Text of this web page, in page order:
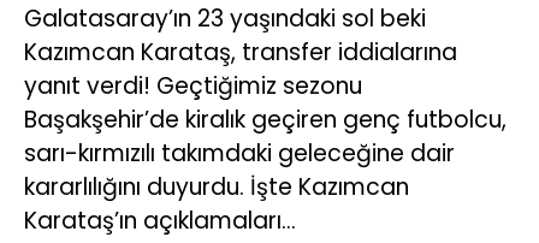
Galatasaray’ın 23 yaşındaki sol beki
Kazımcan Karataş, transfer iddialarına
yanıt verdi! Geçtiğimiz sezonu
Başakşehir’de kiralık geçiren genç futbolcu,
sarı-kırmızılı takımdaki geleceğine dair
kararlılığını duyurdu. İşte Kazımcan
Karataş’ın açıklamaları…